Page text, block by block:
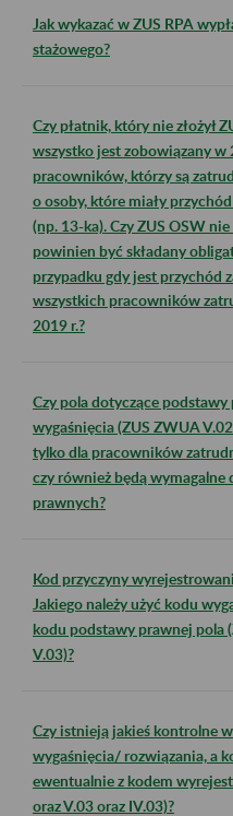
Jak wykazać w ZUS RPA
stażowego?
Czy płatnik, który nie złożył
wszystko jest zobowiązany w
pracowników, którzy są
o osoby, które miały
(np. 13-ka). Czy ZUS OSW
powinien być składany
przypadku gdy jest przychód
wszystkich pracowników
2019 r.?
Czy pola dotyczące podstawy
wygaśnięcia (ZUS ZWUA
tylko dla pracowników
czy również będą
prawnych?
Kod przyczyny
Jakiego należy użyć kodu
kodu podstawy prawnej pola
V.03)?
Czy istnieją jakieś kontrolne
wygaśnięcia/ rozwiązania, a
ewentualnie z kodem
oraz V.03 oraz IV.03)?